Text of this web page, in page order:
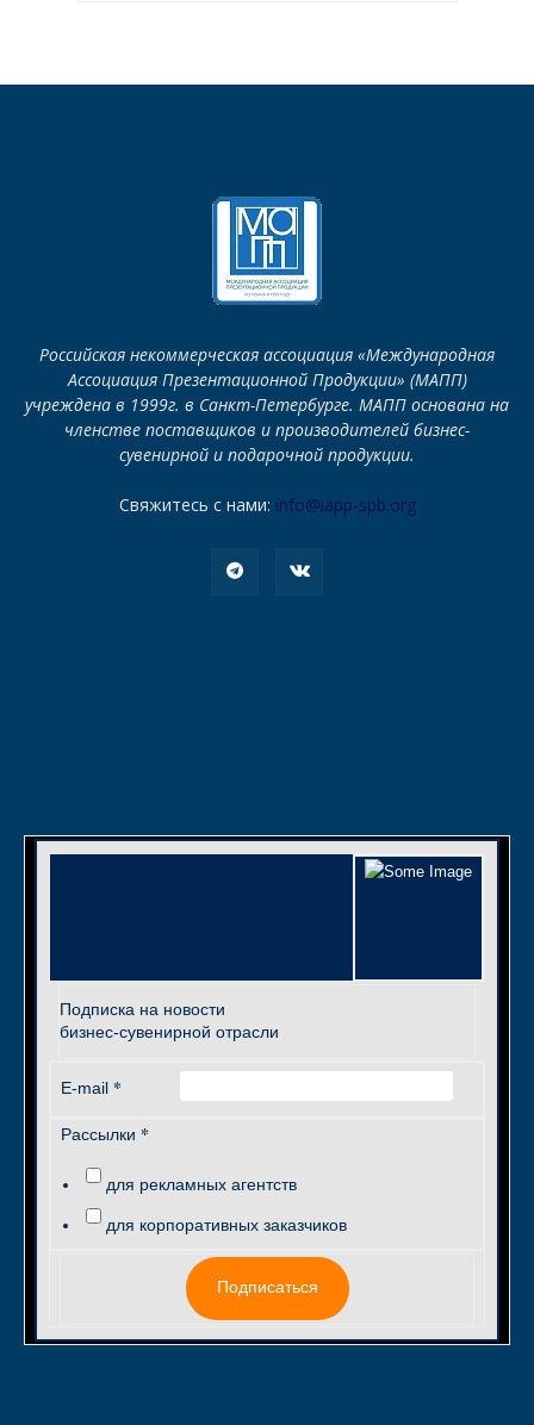
Российская некоммерческая ассоциация «Международная
Ассоциация Презентационной Продукции» (МАПП)
учреждена в 1999г. в Санкт-Петербурге. МАПП основана на
членстве поставщиков и производителей бизнес-
сувенирной и подарочной продукции.
Свяжитесь с нами: info@iapp-spb.org
Подписка на новости
бизнес-сувенирной отрасли
E-mail *
Рассылки *
для рекламных агентств
для корпоративных заказчиков
Подписаться